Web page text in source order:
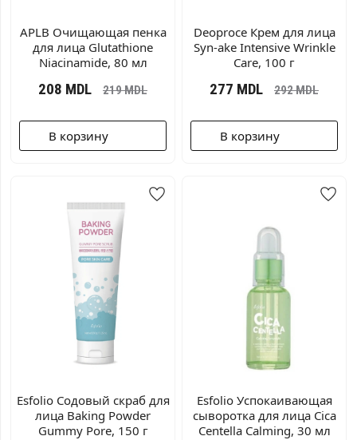
APLB Очищающая пенка
для лица Glutathione
Niacinamide, 80 мл
208 MDL 219MDL
В корзину
Deoproce Крем для лица
Syn-ake Intensive Wrinkle
Care, 100 г
277 MDL 292MDL
В корзину
Esfolio Содовый скраб для
лица Baking Powder
Gummy Pore, 150 г
Esfolio Успокаивающая
сыворотка для лица Cica
Centella Calming, 30 мл